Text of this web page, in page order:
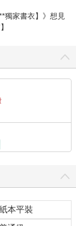
獨家書衣】》想見
本平裝